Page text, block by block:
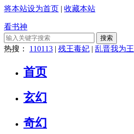
将本站设为首页 | 收藏本站
看书神
搜索
热搜： 110113 | 残王毒妃 | 乱晋我为王
首页
玄幻
奇幻